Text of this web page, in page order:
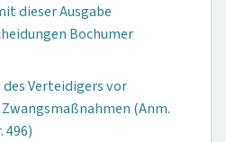
dieser Ausgabe
Bochumer
des Verteidigers vor
(Anm.
496)